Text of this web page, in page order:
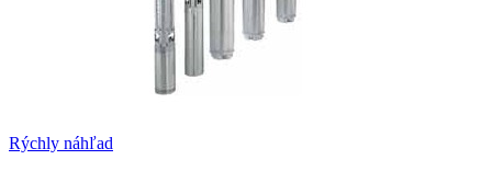
Rýchly náhľad